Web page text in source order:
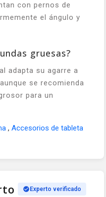
con pernos de
el ángulo y
gruesas?
adapta su agarre a
se recomienda
para un
, Accesorios de tableta
Experto verificado